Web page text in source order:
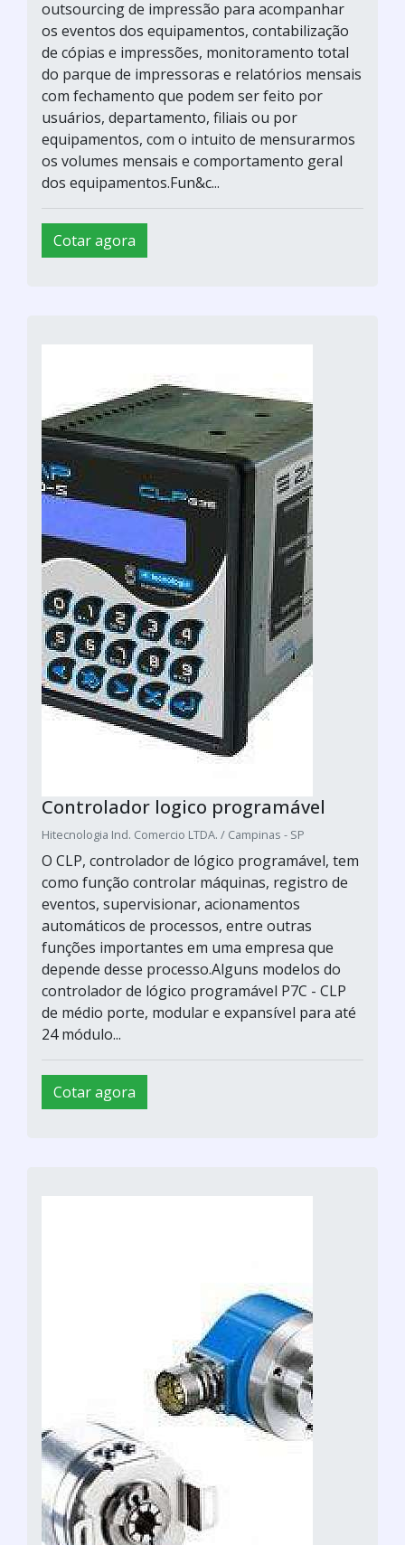
outsourcing de impressão para acompanhar
os eventos dos equipamentos, contabilização
de cópias e impressões, monitoramento total
do parque de impressoras e relatórios mensais
com fechamento que podem ser feito por
usuários, departamento, filiais ou por
equipamentos, com o intuito de mensurarmos
os volumes mensais e comportamento geral
dos equipamentos.Fun&c...
Cotar agora
Controlador logico programável
Hitecnologia Ind. Comercio LTDA. / Campinas - SP
O CLP, controlador de lógico programável, tem
como função controlar máquinas, registro de
eventos, supervisionar, acionamentos
automáticos de processos, entre outras
funções importantes em uma empresa que
depende desse processo.Alguns modelos do
controlador de lógico programável P7C - CLP
de médio porte, modular e expansível para até
24 módulo...
Cotar agora